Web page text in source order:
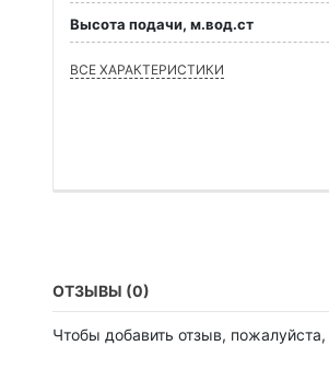
Высота подачи, м.вод.ст
ВСЕ ХАРАКТЕРИСТИКИ
ОТЗЫВЫ (0)
Чтобы добавить отзыв, пожалуйста,